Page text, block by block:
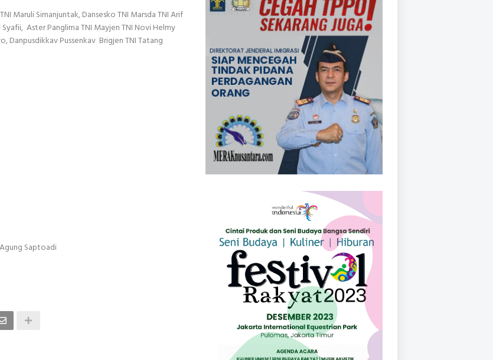
Maruli Simanjuntak, Dansesko TNI Marsda TNI Arif
Aster Panglima TNI Mayjen TNI Novi Helmy
Danpusdikkav Pussenkav Brigjen TNI Tatang
Saptoadi